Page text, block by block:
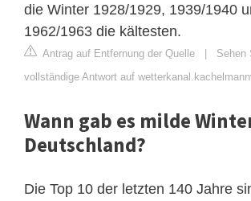
die Winter 1928/1929, 1939/1940
1962/1963 die kältesten.
Antrag auf Entfernung der Quelle | Sehen
vollständige Antwort auf
Wann gab es milde
Deutschland?
Die Top 10 der letzten 140 Jahre